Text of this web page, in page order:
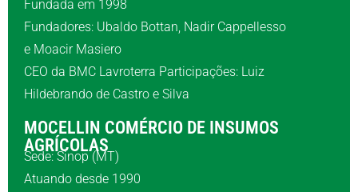
Fundada em 1998
Fundadores: Ubaldo Bottan, Nadir Cappellesso
e Moacir Masiero
CEO da BMC Lavroterra Participações: Luiz
Hildebrando de Castro e Silva
MOCELLIN COMÉRCIO DE INSUMOS
AGRÍCOLAS
Sede: Sinop (MT)
Atuando desde 1990